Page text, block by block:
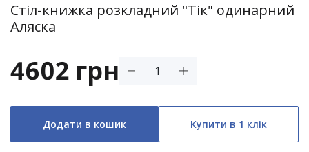
Стіл-книжка розкладний "Тік" одинарний
Аляска
4602 грн
Додати в кошик Купити в 1 клік